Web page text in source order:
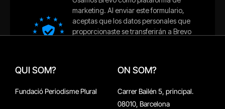
QUI SOM?
Fundació Periodisme Plural
ON SOM?
Carrer Bailén 5, principal.
08010, Barcelona